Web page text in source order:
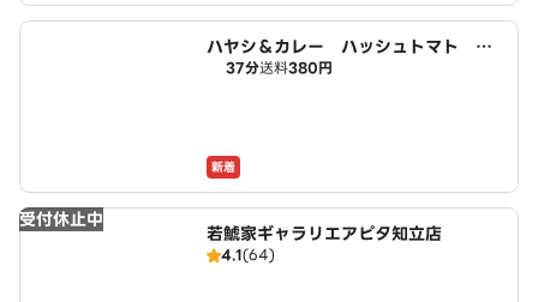
ハヤシ＆カレー ハッシュトマト 刈
谷店
37分送料380円
新着
受付休止中
若鯱家ギャラリエアピタ知立店
4.1(64)